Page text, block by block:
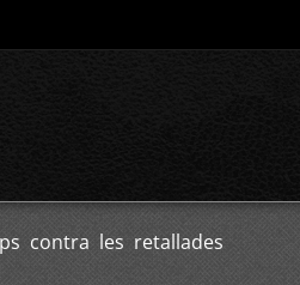
contra les retallades